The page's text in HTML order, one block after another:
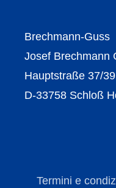
Brechmann-Guss
Josef Brechmann
Hauptstraße 37/39
D-33758 Schloß
Termini e